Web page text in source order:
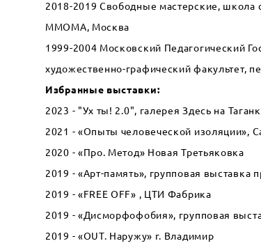
2018-2019 Свободные мастерские, школа
ММОМА, Москва
1999-2004 Московский Педагогический
художественно-графический факультет,
Избранные выставки:
2023 - "Ух ты! 2.0", галерея Здесь на
2021 - «Опыты человеческой изоляции»,
2020 - «Про. Метод» Новая Третьяковка
2019 - «Арт-память», групповая выставка
2019 - «FREE OFF» , ЦТИ Фабрика
2019 - «Дисморфофобия», групповая
2019 - «OUT. Наружу» г. Владимир